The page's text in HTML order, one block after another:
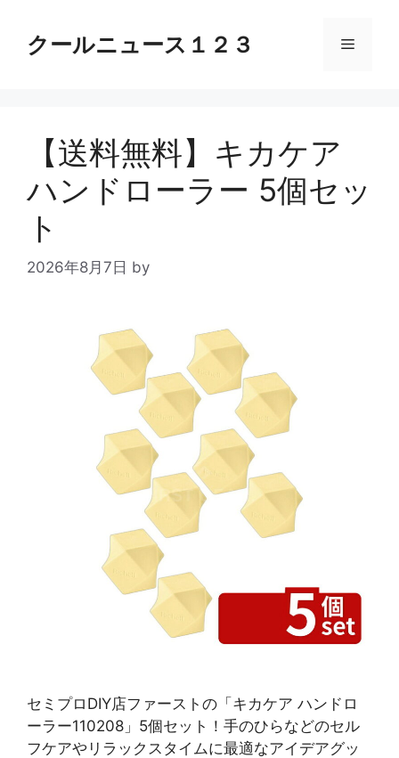
クールニュース１２３ メ
ー
【送料無料】キカケア
ハンドローラー 5個セッ
ト
2026年8月7日 by
セミプロDIY店ファーストの「キカケア ハンドロ
ーラー110208」5個セット！手のひらなどのセル
フケアやリラックスタイムに最適なアイデアグッ